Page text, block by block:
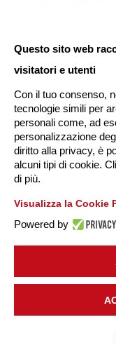
Questo sito web
visitatori e utenti
Con il tuo consenso,
tecnologie simili per
personali come, ad
personalizzazione
diritto alla privacy, è
alcuni tipi di cookie.
di più.
Visualizza la Cookie
Powered by